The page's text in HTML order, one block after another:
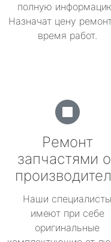
полную
Назначат цену
время работ.
Ремонт
запчастями
Наши специалисты
имеют при себе
оригинальные